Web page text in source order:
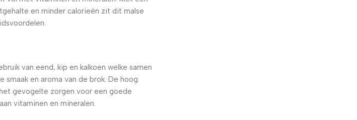
en minder calorieën zit dit malse
van eend, kip en kalkoen welke samen
smaak en aroma van de brok. De hoog
gevogelte zorgen voor een goede
vitaminen en mineralen.